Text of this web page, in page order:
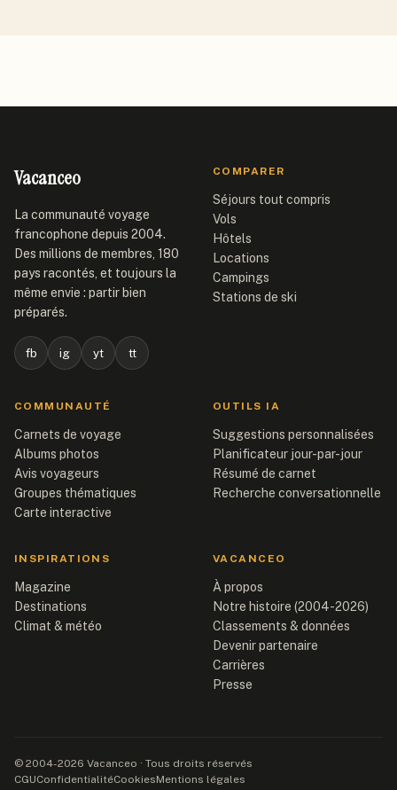
Vacanceo
La communauté voyage
francophone depuis 2004.
Des millions de membres, 180
pays racontés, et toujours la
même envie : partir bien
préparés.
fb ig yt tt
COMPARER
Séjours tout compris
Vols
Hôtels
Locations
Campings
Stations de ski
COMMUNAUTÉ
Carnets de voyage
Albums photos
Avis voyageurs
Groupes thématiques
Carte interactive
OUTILS IA
Suggestions personnalisées
Planificateur jour-par-jour
Résumé de carnet
Recherche conversationnelle
INSPIRATIONS
Magazine
Destinations
Climat & météo
VACANCEO
À propos
Notre histoire (2004-2026)
Classements & données
Devenir partenaire
Carrières
Presse
© 2004-2026 Vacanceo · Tous droits réservés
CGUConfidentialitéCookiesMentions légales